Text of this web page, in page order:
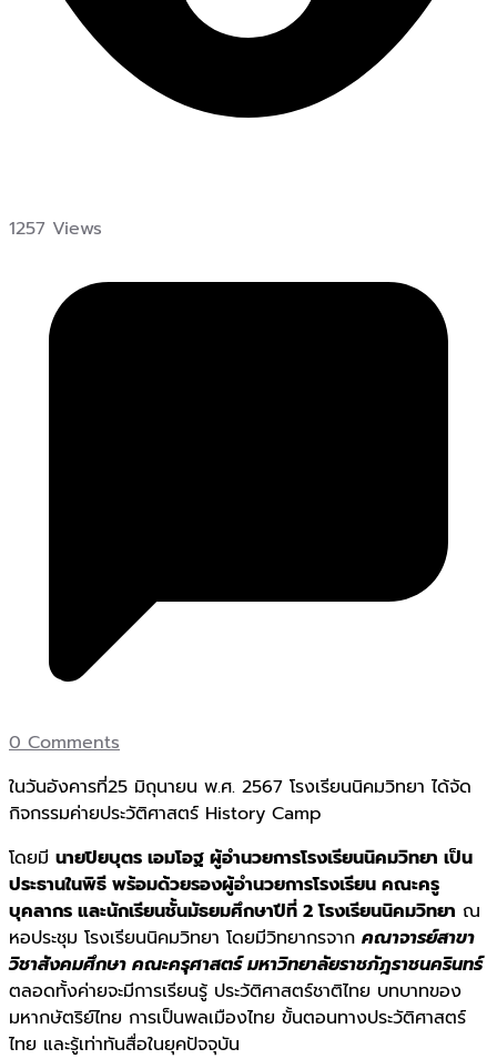
1257 Views
0 Comments
ในวันอังคารที่25 มิถุนายน พ.ศ. 2567 โรงเรียนนิคมวิทยา ได้จัด
กิจกรรมค่ายประวัติศาสตร์ History Camp
โดยมี นายปิยบุตร เอมโอฐ ผู้อำนวยการโรงเรียนนิคมวิทยา เป็น
ประธานในพิธี พร้อมด้วยรองผู้อำนวยการโรงเรียน คณะครู
บุคลากร และนักเรียนชั้นมัธยมศึกษาปีที่ 2 โรงเรียนนิคมวิทยา ณ
หอประชุม โรงเรียนนิคมวิทยา โดยมีวิทยากรจาก คณาจารย์สาขา
วิชาสังคมศึกษา คณะครุศาสตร์ มหาวิทยาลัยราชภัฎราชนครินทร์
ตลอดทั้งค่ายจะมีการเรียนรู้ ประวัติศาสตร์ชาติไทย บทบาทของ
มหากษัตริย์ไทย การเป็นพลเมืองไทย ขั้นตอนทางประวัติศาสตร์
ไทย และรู้เท่าทันสื่อในยุคปัจจุบัน